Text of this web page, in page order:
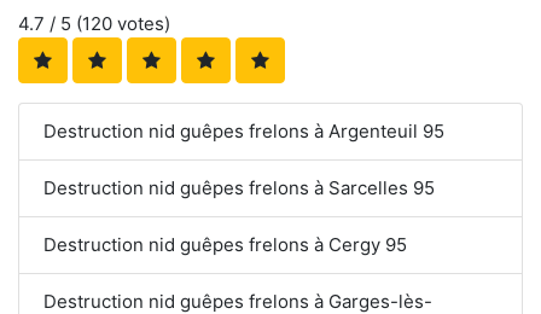
4.7 / 5 (120 votes)
Destruction nid guêpes frelons à Argenteuil 95
Destruction nid guêpes frelons à Sarcelles 95
Destruction nid guêpes frelons à Cergy 95
Destruction nid guêpes frelons à Garges-lès-